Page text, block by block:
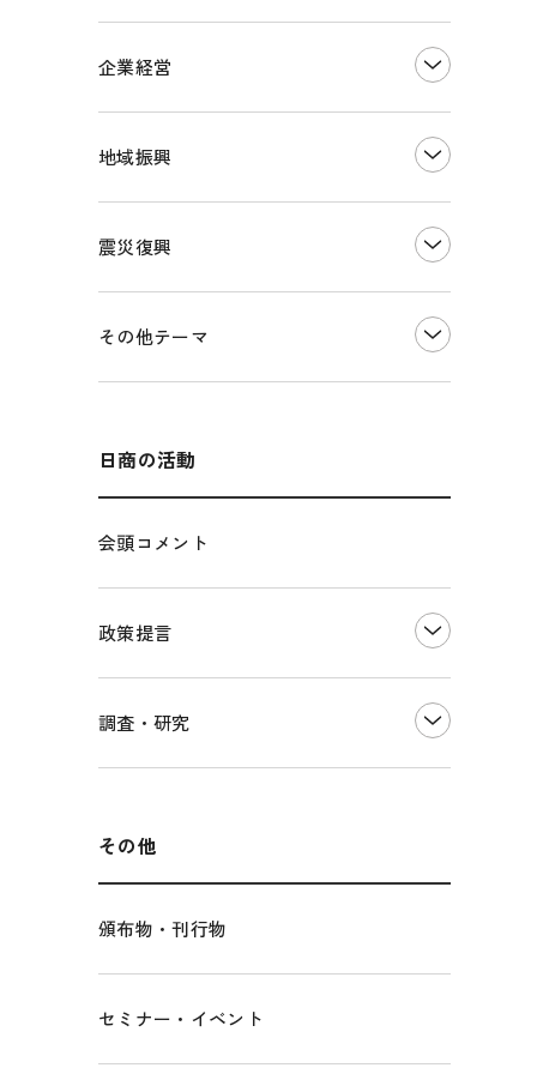
企業経営
地域振興
震災復興
その他テーマ
多様な人材の活躍推進
各種制度・助成金
パートナーシップ構築宣言
海外展開イニシアティブ
輸出管理体制構築支援
日商の活動
会頭コメント
政策提言
国土強靭化・社会基盤整備・震災復興
調査・研究
その他
頒布物・刊行物
セミナー・イベント